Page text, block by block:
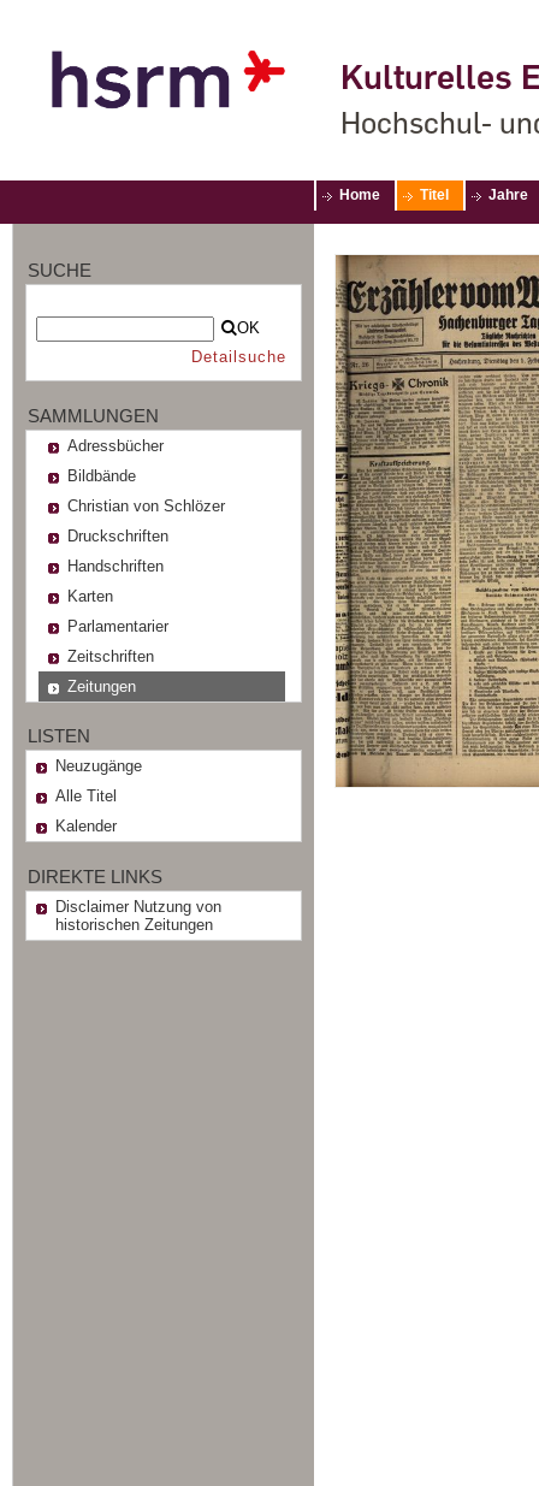
Kulturelles
Hochschul-
Home Titel Jahre
SUCHE
OK
Detailsuche
SAMMLUNGEN
Adressbücher
Bildbände
Christian von Schlözer
Druckschriften
Handschriften
Karten
Parlamentarier
Zeitschriften
Zeitungen
LISTEN
Neuzugänge
Alle Titel
Kalender
DIREKTE LINKS
Disclaimer Nutzung von
historischen Zeitungen